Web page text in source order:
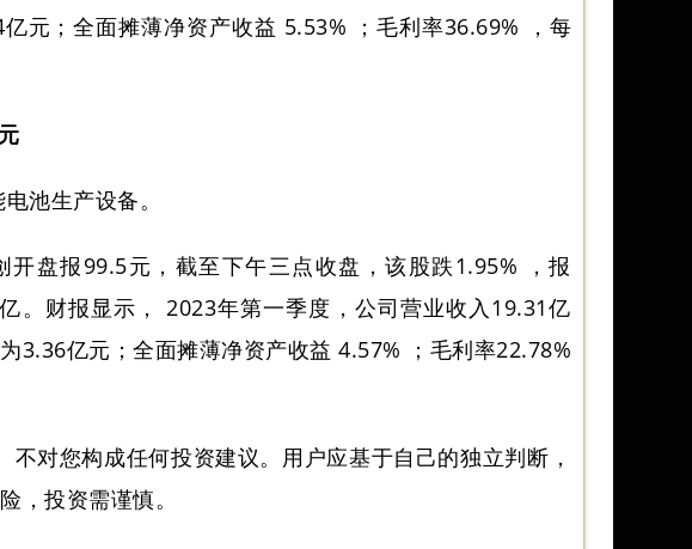
元；全面摊薄净资产收益 5.53% ；毛利率36.69% ，每
池生产设备。
开盘报99.5元，截至下午三点收盘，该股跌1.95% ，报
。财报显示， 2023年第一季度，公司营业收入19.31亿
3.36亿元；全面摊薄净资产收益 4.57% ；毛利率22.78%
不对您构成任何投资建议。用户应基于自己的独立判断，
，投资需谨慎。